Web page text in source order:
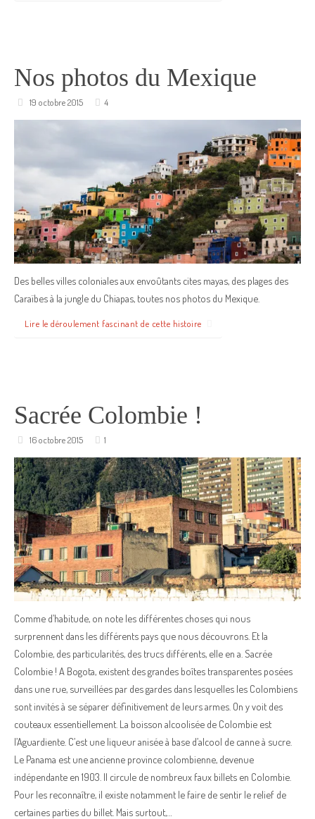
Nos photos du Mexique
19 octobre 2015 4
Des belles villes coloniales aux envoûtants cites mayas, des plages des
Caraïbes à la jungle du Chiapas, toutes nos photos du Mexique.
Lire le déroulement fascinant de cette histoire
Sacrée Colombie !
16 octobre 2015 1
Comme d’habitude, on note les différentes choses qui nous
surprennent dans les différents pays que nous découvrons. Et la
Colombie, des particularités, des trucs différents, elle en a. Sacrée
Colombie ! A Bogota, existent des grandes boîtes transparentes posées
dans une rue, surveillées par des gardes dans lesquelles les Colombiens
sont invités à se séparer définitivement de leurs armes. On y voit des
couteaux essentiellement. La boisson alcoolisée de Colombie est
l’Aguardiente. C’est une liqueur anisée à base d’alcool de canne à sucre.
Le Panama est une ancienne province colombienne, devenue
indépendante en 1903. Il circule de nombreux faux billets en Colombie.
Pour les reconnaître, il existe notamment le faire de sentir le relief de
certaines parties du billet. Mais surtout,…